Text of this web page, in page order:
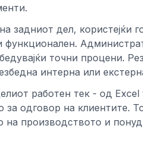
задниот дел, користејќи
функционален.
точни процени.
интерна или
работен тек - од
за одговор на клиентите.
производството и